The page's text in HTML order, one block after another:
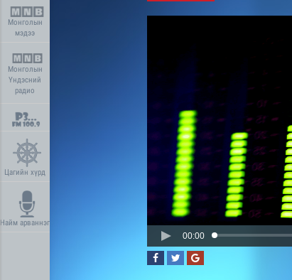
Монголын
мэдээ
Монголын
Үндэсний
радио
Цагийн хүрд
Найм арваннэг
00:00